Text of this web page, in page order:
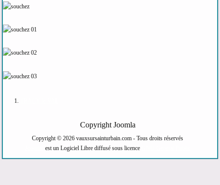
Copyright Joomla
Copyright © 2026 vauxsursainturbain.com - Tous droits réservés
est un Logiciel Libre diffusé sous licence